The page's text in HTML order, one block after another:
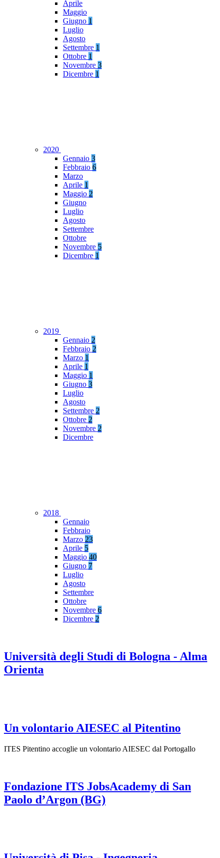
Aprile
Maggio
Giugno 1
Luglio
Agosto
Settembre 1
Ottobre 1
Novembre 3
Dicembre 1
2020
Gennaio 3
Febbraio 6
Marzo
Aprile 1
Maggio 2
Giugno
Luglio
Agosto
Settembre
Ottobre
Novembre 5
Dicembre 1
2019
Gennaio 2
Febbraio 2
Marzo 1
Aprile 1
Maggio 1
Giugno 3
Luglio
Agosto
Settembre 2
Ottobre 2
Novembre 2
Dicembre
2018
Gennaio
Febbraio
Marzo 23
Aprile 5
Maggio 40
Giugno 7
Luglio
Agosto
Settembre
Ottobre
Novembre 6
Dicembre 2
Università degli Studi di Bologna - Alma
Orienta
Un volontario AIESEC al Pitentino
ITES Pitentino accoglie un volontario AIESEC dal Portogallo
Fondazione ITS JobsAcademy di San
Paolo d’Argon (BG)